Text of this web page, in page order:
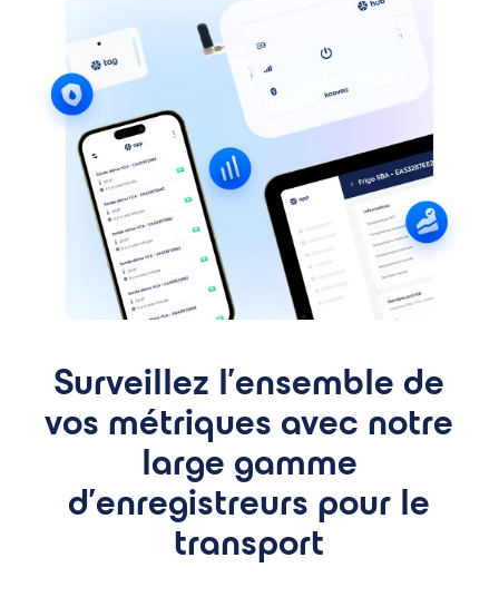
Surveillez l’ensemble de
vos métriques avec notre
large gamme
d’enregistreurs pour le
transport